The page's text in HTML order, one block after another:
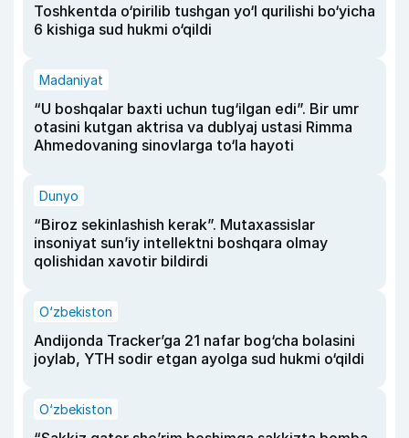
Toshkentda o‘pirilib tushgan yo‘l qurilishi bo‘yicha
6 kishiga sud hukmi o‘qildi
Madaniyat
“U boshqalar baxti uchun tug‘ilgan edi”. Bir umr
otasini kutgan aktrisa va dublyaj ustasi Rimma
Ahmedovaning sinovlarga to‘la hayoti
Dunyo
“Biroz sekinlashish kerak”. Mutaxassislar
insoniyat sun’iy intellektni boshqara olmay
qolishidan xavotir bildirdi
O‘zbekiston
Andijonda Tracker’ga 21 nafar bog‘cha bolasini
joylab, YTH sodir etgan ayolga sud hukmi o‘qildi
O‘zbekiston